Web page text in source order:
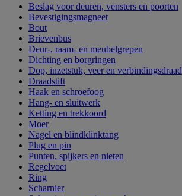
Beslag voor deuren, vensters en poorten
Bevestigingsmagneet
Bout
Brievenbus
Deur-, raam- en meubelgrepen
Dichting en borgringen
Dop, inzetstuk, veer en verbindingsdraad
Draadstift
Haak en schroefoog
Hang- en sluitwerk
Ketting en trekkoord
Moer
Nagel en blindklinktang
Plug en pin
Punten, spijkers en nieten
Regelvoet
Ring
Scharnier